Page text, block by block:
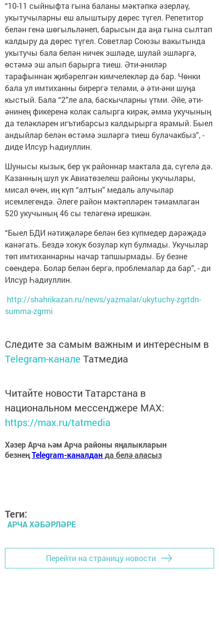
“10-11 сыйныфта гына баланы мәктәпкә әзерләү,
укытучыларны еш алыштыру дөрес түгел. Репетитор
белән генә шөгыльләнеп, барысын да аңа гына сылтап
калдыру да дөрес түгел. Советлар Союзы вакытында
укытучы бала белән ничек эшләде, шулай эшләргә,
өстәмә эш алып барырга тиеш. Әти-әниләр
тарафыннан җибәрелгән кимчелекләр дә бар. Чөнки
бала ул имтиханны бирергә теләми, ә әти-әни шуңа
кыстый. Бала “2”ле ала, баскычларны үтми. Әйе, әти-
әнинең фикеренә колак салырга кирәк, әмма укучының
да теләкләрен игътибарсыз калдырырга ярамый. Быел
андыйлар белән өстәмә эшләргә тиеш булачакбыз”, -
диде Илсур Һадиуллин.
Шунысы кызык, бер үк районнар мактала да, сүгелә дә.
Казанның шул ук Авиатөзелеш районы укучылары,
мисал өчен, иң күп “алтын” медаль алучылар
исемлегендә. Әлеге район мәктәпләрен тәмамлаган
520 укучының 46 сы теләгенә ирешкән.
“Быел БДИ нәтиҗәләре белән без күпмедер дәрәҗәдә
канәгать. Бездә хокук бозулар күп булмады. Укучылар
төп имтиханнарны начар тапшырмады. Бу безне
сөендерә. Болар белән бергә, проблемалар да бар”, - ди
Илсур Һадиуллин.
http://shahrikazan.ru/news/yazmalar/ukytuchy-zgrtdn-
summa-zgrmi
Следите за самым важным и интересным в
Telegram-канале Татмедиа
Читайте новости Татарстана в
национальном мессенджере MАХ:
https://max.ru/tatmedia
Хәзер Арча һәм Арча районы яңалыкларын
безнеңTelegram-каналданда белә аласыз
Теги:
АРЧА ХӘБӘРЛӘРЕ
Перейти на страницу новости